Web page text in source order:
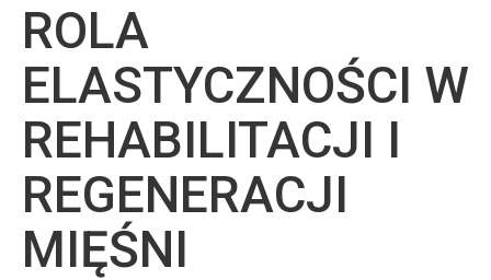
ROLA
ELASTYCZNOŚCI W
REHABILITACJI I
REGENERACJI
MIĘŚNI